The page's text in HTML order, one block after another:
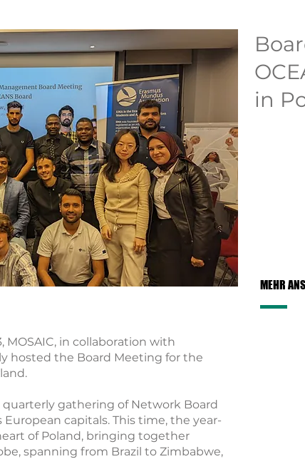
in
MEHR
MOSAIC, in collaboration with
hosted the Board Meeting for the
quarterly gathering of Network Board
capitals. This time, the year-
of Poland, bringing together
spanning from Brazil to Zimbabwe,